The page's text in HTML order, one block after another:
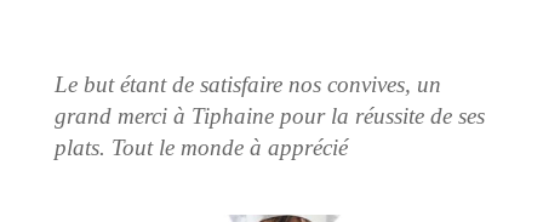
Le but étant de satisfaire nos convives, un
grand merci à Tiphaine pour la réussite de ses
plats. Tout le monde à apprécié